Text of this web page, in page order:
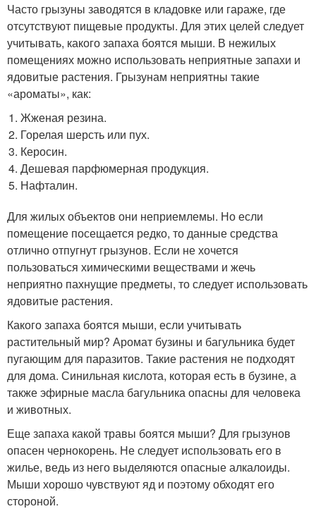
Часто грызуны заводятся в кладовке или гараже, где
отсутствуют пищевые продукты. Для этих целей следует
учитывать, какого запаха боятся мыши. В нежилых
помещениях можно использовать неприятные запахи и
ядовитые растения. Грызунам неприятны такие
«ароматы», как:
Жженая резина.
Горелая шерсть или пух.
Керосин.
Дешевая парфюмерная продукция.
Нафталин.
Для жилых объектов они неприемлемы. Но если
помещение посещается редко, то данные средства
отлично отпугнут грызунов. Если не хочется
пользоваться химическими веществами и жечь
неприятно пахнущие предметы, то следует использовать
ядовитые растения.
Какого запаха боятся мыши, если учитывать
растительный мир? Аромат бузины и багульника будет
пугающим для паразитов. Такие растения не подходят
для дома. Синильная кислота, которая есть в бузине, а
также эфирные масла багульника опасны для человека
и животных.
Еще запаха какой травы боятся мыши? Для грызунов
опасен чернокорень. Не следует использовать его в
жилье, ведь из него выделяются опасные алкалоиды.
Мыши хорошо чувствуют яд и поэтому обходят его
стороной.